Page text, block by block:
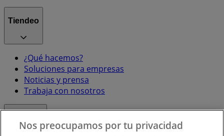
Tiendeo
¿Qué hacemos?
Soluciones para empresas
Noticias y prensa
Trabaja con nosotros
Nos preocupamos por tu privacidad